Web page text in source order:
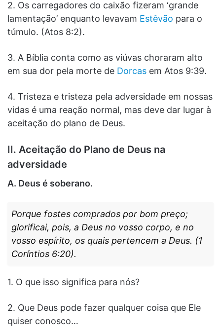
2. Os carregadores do caixão fizeram ‘grande
lamentação’ enquanto levavam Estêvão para o
túmulo. (Atos 8:2).
3. A Bíblia conta como as viúvas choraram alto
em sua dor pela morte de Dorcas em Atos 9:39.
4. Tristeza e tristeza pela adversidade em nossas
vidas é uma reação normal, mas deve dar lugar à
aceitação do plano de Deus.
II. Aceitação do Plano de Deus na
adversidade
A. Deus é soberano.
Porque fostes comprados por bom preço;
glorificai, pois, a Deus no vosso corpo, e no
vosso espírito, os quais pertencem a Deus. (1
Coríntios 6:20).
1. O que isso significa para nós?
2. Que Deus pode fazer qualquer coisa que Ele
quiser conosco…